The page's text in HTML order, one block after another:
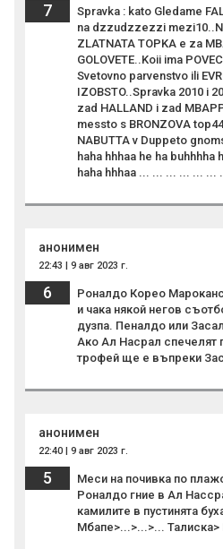
7
Spravka : kato Gledame
na dzzudzzezzi
ZLATNATA TOPKA e za
GOLOVETE..Koii ima
Svetovno parvenstvo ili
IZOBSTO..Spravka 2010 i
zad HALLAND i zad
messto s BRONZOVA
NABUTTA v Duppeto
haha hhhaa he ha buhhhha
haha hhhaa ... ... ... ... ... ...
анонимен
22:43 | 9 авг 2023 г.
6
Роналдо Корео
и чака някой негов
дузпа. Пеналдо или
Ако Ал Насрал спечелят
трофей ще е въпреки
анонимен
22:40 | 9 авг 2023 г.
5
Меси на почивка по
Роналдо гние в Ал
камилите в пустинята
Мбапе>...>...>...